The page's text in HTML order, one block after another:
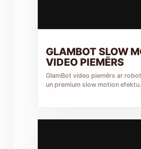
GLAMBOT SLOW
VIDEO PIEMĒRS
GlamBot video piemērs ar
un premium slow motion efektu.